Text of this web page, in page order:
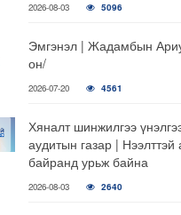
2026-08-03 5096
Эмгэнэл | Жадамбын
он/
2026-07-20 4561
Хяналт шинжилгээ
аудитын газар |
байранд урьж байна
2026-08-03 2640